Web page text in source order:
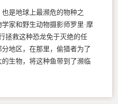
是地球上最濒危的物种之
家和野生动物摄影师罗里·摩
拯救这种恐龙免于灭绝的任
地区，在那里，偷猎者为了
生物，将这种鱼带到了濒临